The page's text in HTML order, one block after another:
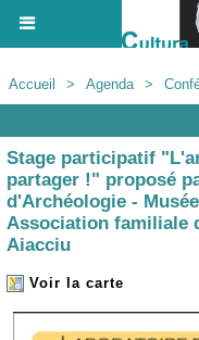
Accueil > Agenda >
Stage participatif
partager !" proposé
d'Archéologie -
Association familiale
Aiacciu
Voir la carte